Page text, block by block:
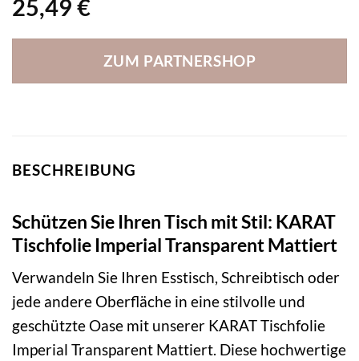
25,49 €
ZUM PARTNERSHOP
BESCHREIBUNG
Schützen Sie Ihren Tisch mit Stil: KARAT
Tischfolie Imperial Transparent Mattiert
Verwandeln Sie Ihren Esstisch, Schreibtisch oder
jede andere Oberfläche in eine stilvolle und
geschützte Oase mit unserer KARAT Tischfolie
Imperial Transparent Mattiert. Diese hochwertige